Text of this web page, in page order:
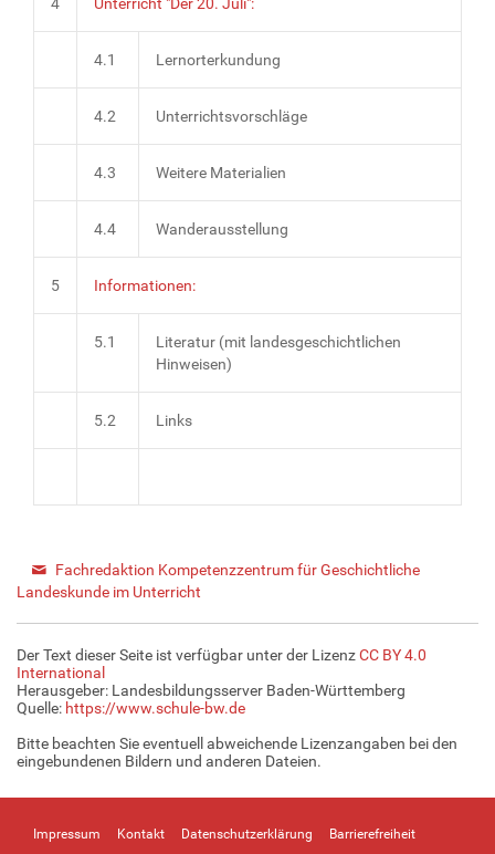
4.1 Lernorterkundung
4.2 Unterrichtsvorschläge
4.3 Weitere Materialien
4.4 Wanderausstellung
5 Informationen:
5.1
Literatur (mit landesgeschichtlichen
Hinweisen)
5.2 Links
Fachredaktion Kompetenzzentrum für Geschichtliche
Landeskunde im Unterricht
Der Text dieser Seite ist verfügbar unter der LizenzCC BY 4.0
International
Herausgeber: Landesbildungsserver Baden-Württemberg
Quelle: https://www.schule-bw.de
Bitte beachten Sie eventuell abweichende Lizenzangaben bei den
eingebundenen Bildern und anderen Dateien.
Impressum Kontakt Datenschutzerklärung Barrierefreiheit